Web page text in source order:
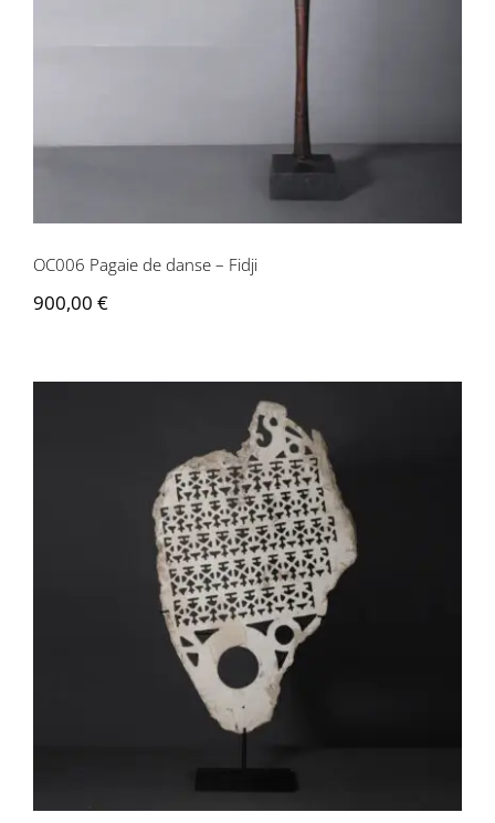
OC006 Pagaie de danse – Fidji
OC006 Pagaie de danse – Fidji
900,00 €
OC016 Mbarava – Îles Salomon